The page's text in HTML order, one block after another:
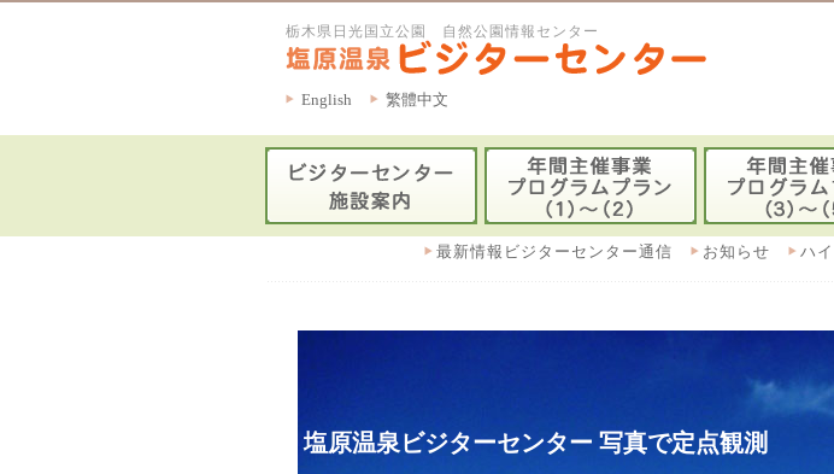
栃木県日光国立公園 自然公園情報センター
English 繁體中文
ハ
お知らせ
最新情報ビジターセンター通信
塩原温泉ビジターセンター 写真で定点観測